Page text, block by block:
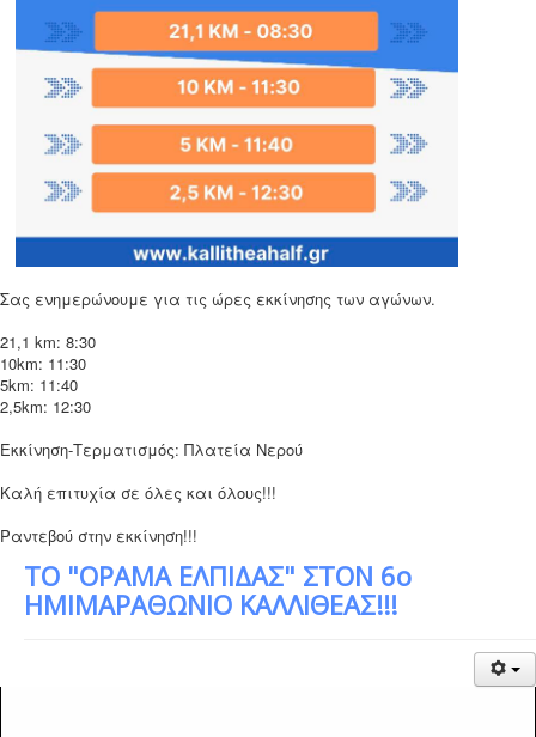
Σας ενημερώνουμε για τις ώρες εκκίνησης των αγώνων.
21,1 km: 8:30
10km: 11:30
5km: 11:40
2,5km: 12:30
Εκκίνηση-Τερματισμός: Πλατεία Νερού
Καλή επιτυχία σε όλες και όλους!!!
Ραντεβού στην εκκίνηση!!!
ΤΟ "ΟΡΑΜΑ ΕΛΠΙΔΑΣ" ΣΤΟΝ 6ο
ΗΜΙΜΑΡΑΘΩΝΙΟ ΚΑΛΛΙΘΕΑΣ!!!